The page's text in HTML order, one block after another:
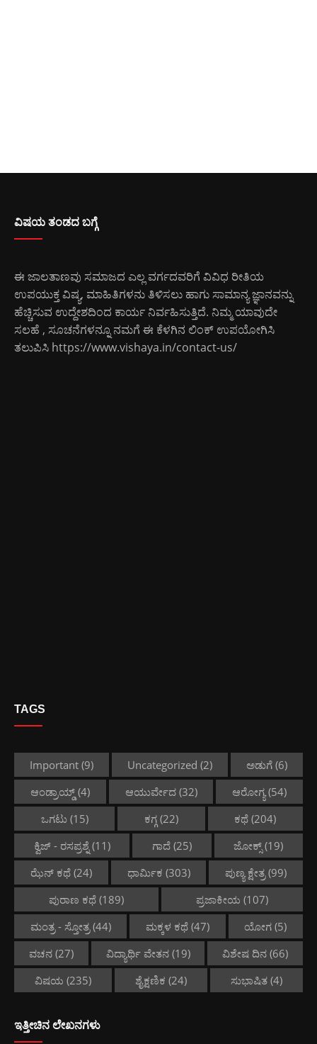
ವಿಷಯ ತಂಡದ ಬಗ್ಗೆ
ಈ ಜಾಲತಾಣವು ಸಮಾಜದ ಎಲ್ಲ ವರ್ಗದವರಿಗೆ ವಿವಿಧ ರೀತಿಯ
ಉಪಯುಕ್ತ ವಿಷ್ಯ, ಮಾಹಿತಿಗಳನು ತಿಳಿಸಲು ಹಾಗು ಸಾಮಾನ್ಯ ಜ್ಞಾನವನ್ನು
ಹೆಚ್ಚಿಸುವ ಉದ್ದೇಶದಿಂದ ಕಾರ್ಯ ನಿರ್ವಹಿಸುತ್ತಿದೆ. ನಿಮ್ಮ ಯಾವುದೇ
ಸಲಹೆ , ಸೂಚನೆಗಳನ್ನೂ ನಮಗೆ ಈ ಕೆಳಗಿನ ಲಿಂಕ್ ಉಪಯೋಗಿಸಿ
ತಲುಪಿಸಿ https://www.vishaya.in/contact-us/
TAGS
Important (9) Uncategorized (2) ಅಡುಗೆ (6)
ಆಂಡ್ರಾಯ್ಡ್(4) ಆಯುರ್ವೇದ(32) ಆರೋಗ್ಯ (54)
ಒಗಟು(15) ಕಗ್ಗ(22) ಕಥೆ (204)
ಕ್ವಿಜ್ - ರಸಪ್ರಶ್ನೆ (11) ಗಾದೆ(25) ಜೋಕ್ಸ್ (19)
ಝೆನ್ ಕಥೆ(24) ಧಾರ್ಮಿಕ (303) ಪುಣ್ಯ ಕ್ಷೇತ್ರ(99)
ಪುರಾಣ ಕಥೆ (189) ಪ್ರಜಾಕೀಯ (107)
ಮಂತ್ರ - ಸ್ತೋತ್ರ(44) ಮಕ್ಕಳ ಕಥೆ(47) ಯೋಗ (5)
ವಚನ(27) ವಿದ್ಯಾರ್ಥಿ ವೇತನ(19) ವಿಶೇಷ ದಿನ (66)
ವಿಷಯ (235) ಶೈಕ್ಷಣಿಕ (24) ಸುಭಾಷಿತ (4)
ಇತ್ತೀಚಿನ ಲೇಖನಗಳು